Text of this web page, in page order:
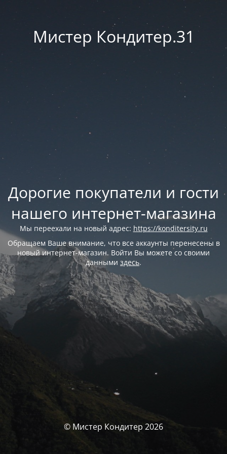
Мистер Кондитер.31
Дорогие покупатели и гости
нашего интернет-магазина
Мы переехали на новый адрес: https://konditersity.ru
Обращаем Ваше внимание, что все аккаунты перенесены в
новый интернет-магазин. Войти Вы можете со своими
данными здесь.
© Мистер Кондитер 2026